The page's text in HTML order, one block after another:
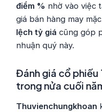
điểm % nhờ vào việc
giá bán hàng may
lệch tỷ giá cũng góp
nhuận quý này.
Đánh giá cổ phiếu
trong nửa cuối
Thuvienchungkhoan